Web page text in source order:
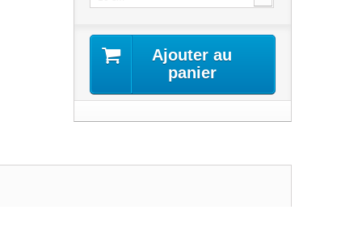
Ajouter au
panier